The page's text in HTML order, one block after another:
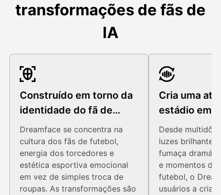
transformações de fãs de
IA
Construído em torno da
identidade do fã de
futebol
Dreamface se concentra na
cultura dos fãs de futebol,
energia dos torcedores e
estética esportiva emocional
em vez de simples troca de
roupas. As transformações são
Cria uma
estádio
Desde
luzes brilhantes
fumaça
e momentos de
futebol, o
usuários a criar